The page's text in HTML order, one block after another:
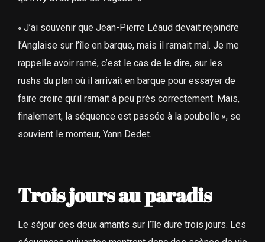
« J’ai souvenir que Jean-Pierre Léaud devait rejoindre
l’Anglaise sur l’île en barque, mais il ramait mal. Je me
rappelle avoir ramé, c’est le cas de le dire, sur les
rushs du plan où il arrivait en barque pour essayer de
faire croire qu’il ramait à peu près correctement. Mais,
finalement, la séquence est passée à la poubelle », se
souvient le monteur, Yann Dedet.
Trois jours au paradis
Le séjour des deux amants sur l’île dure trois jours. Les